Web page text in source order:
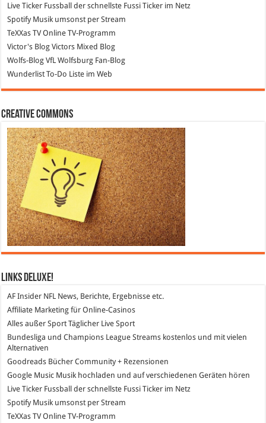
Live Ticker Fussball der schnellste Fussi Ticker im Netz
SpotifyMusik umsonst per Stream
TeXXas TVOnline TV-Programm
Victor's Blog Victors Mixed Blog
Wolfs-Blog VfL Wolfsburg Fan-Blog
Wunderlist To-Do Liste im Web
Creative Commons
Links DeLuXe!
AF Insider NFL News, Berichte, Ergebnisse etc.
Affiliate Marketing für Online-Casinos
Alles außer SportTäglicher Live Sport
Bundesliga und Champions League Streams kostenlos und mit vielen
Alternativen
Goodreads Bücher Community + Rezensionen
Google Music Musik hochladen und auf verschiedenen Geräten hören
Live Ticker Fussball
der schnellste Fussi Ticker im Netz
SpotifyMusik umsonst per Stream
TeXXas TVOnline TV-Programm